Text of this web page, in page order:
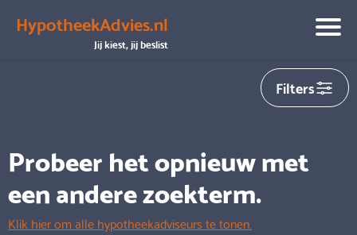
HypotheekAdvies.nl
Jij kiest, jij beslist
We hebben helaas0adviseurs gevonden die aansluiten op
jouw zoekopdracht
Filters
Probeer het opnieuw met
een andere zoekterm.
Klik hier om alle hypotheekadviseurs te tonen.